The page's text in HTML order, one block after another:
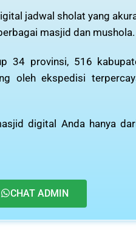
jadwal sholat yang
masjid dan mushola.
34 provinsi, 516
oleh ekspedisi
digital Anda hanya
CHAT ADMIN